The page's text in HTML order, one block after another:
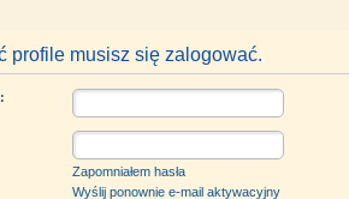
profile musisz się zalogować.
Zapomniałem hasła
Wyślij ponownie e-mail aktywacyjny